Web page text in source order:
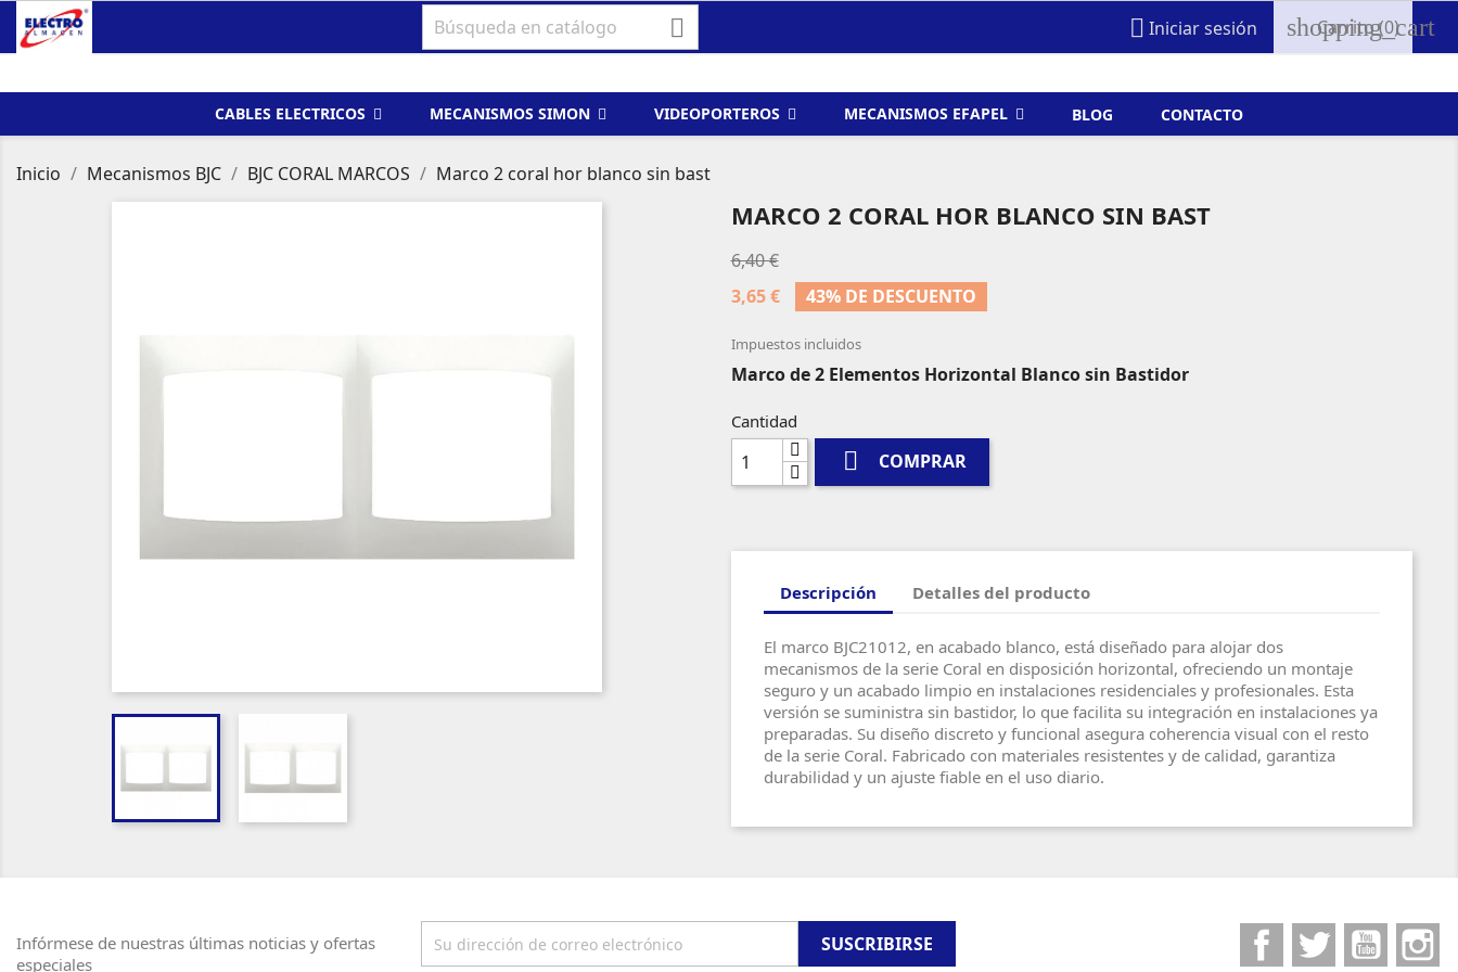
  Iniciar sesión shopping_cart
Carrito(0)
CABLES ELECTRICOS MECANISMOS SIMON VIDEOPORTEROS MECANISMOS EFAPEL BLOG CONTACTO
Inicio Mecanismos BJC BJC CORAL MARCOS Marco 2 coral hor blanco sin bast
MARCO 2 CORAL HOR BLANCO SIN BAST
6,40 €
3,65 €
43% DE DESCUENTO
Impuestos incluidos
Marco de 2 Elementos Horizontal Blanco sin Bastidor
Cantidad
 COMPRAR
Descripción Detalles del producto
El marco BJC21012, en acabado blanco, está diseñado para alojar dos
mecanismos de la serie Coral en disposición horizontal, ofreciendo un montaje
seguro y un acabado limpio en instalaciones residenciales y profesionales. Esta
versión se suministra sin bastidor, lo que facilita su integración en instalaciones ya
preparadas. Su diseño discreto y funcional asegura coherencia visual con el resto
de la serie Coral. Fabricado con materiales resistentes y de calidad, garantiza
durabilidad y un ajuste fiable en el uso diario.
Infórmese de nuestras últimas noticias y ofertas
especiales
FacebookTwitter YouTube